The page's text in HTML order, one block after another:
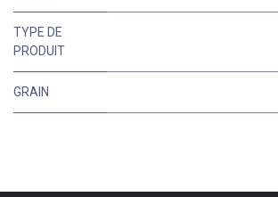
TYPE DE
PRODUIT
GRAIN